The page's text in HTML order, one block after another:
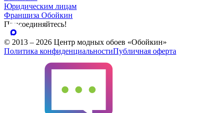
Юридическим лицам
Франшиза Обойкин
Присоединяйтесь!
© 2013 – 2026 Центр модных обоев «Обойкин»
Политика конфиденциальностиПубличная оферта